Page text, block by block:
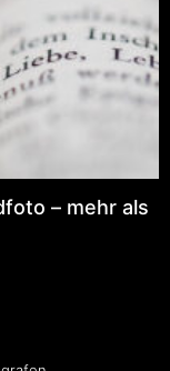
– mehr als